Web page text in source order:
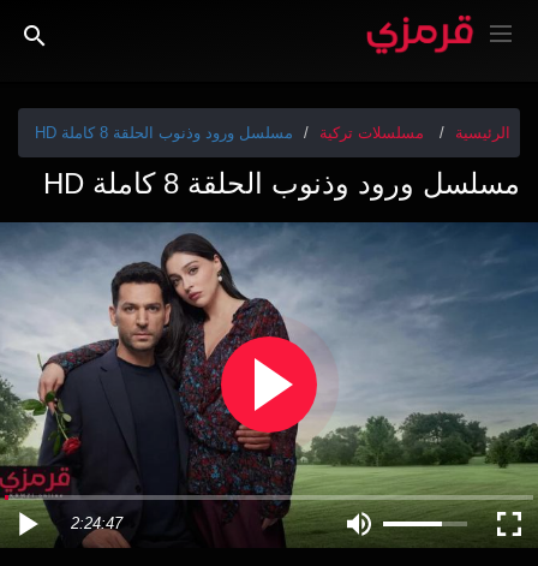
الرئيسية مسلسلات تركية مسلسل ورود وذنوب الحلقة 8 كاملة HD
مسلسل ورود وذنوب الحلقة 8 كاملة HD
2:24:47